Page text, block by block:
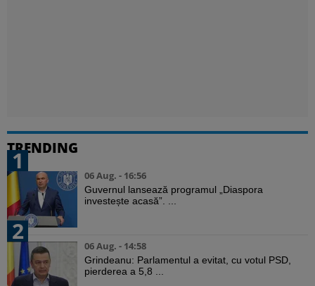
TRENDING
1
06 Aug. - 16:56
Guvernul lansează programul „Diaspora
investește acasă”. ...
2
06 Aug. - 14:58
Grindeanu: Parlamentul a evitat, cu votul PSD,
pierderea a 5,8 ...